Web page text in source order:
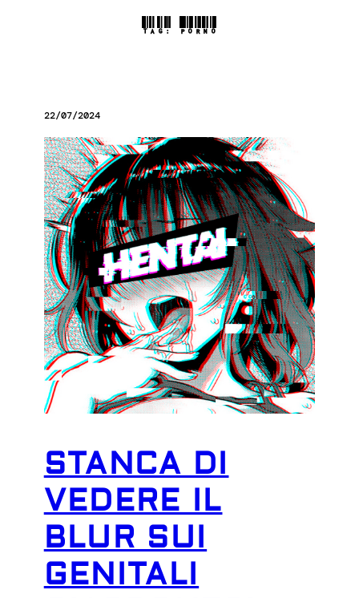
TAG: PORNO
22/07/2024
STANCA DI
VEDERE IL
BLUR SUI
GENITALI